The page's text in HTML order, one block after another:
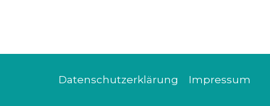
Datenschutzerklärung Impressum